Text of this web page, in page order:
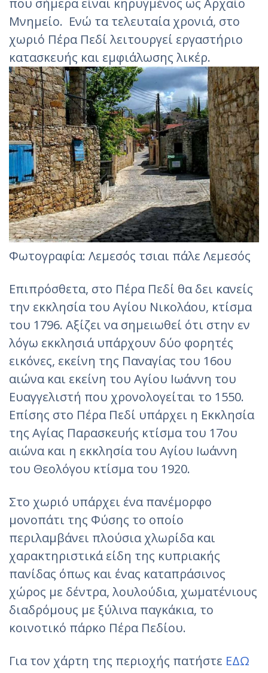
Μνημείο. Ενώ τα τελευταία χρονιά, στο
χωριό Πέρα Πεδί λειτουργεί εργαστήριο
κατασκευής και εμφιάλωσης λικέρ.
Φωτογραφία: Λεμεσός τσιαι πάλε Λεμεσός
Επιπρόσθετα, στο Πέρα Πεδί θα δει κανείς
την εκκλησία του Αγίου Νικολάου, κτίσμα
του 1796. Αξίζει να σημειωθεί ότι στην εν
λόγω εκκλησιά υπάρχουν δύο φορητές
εικόνες, εκείνη της Παναγίας του 16ου
αιώνα και εκείνη του Αγίου Ιωάννη του
Ευαγγελιστή που χρονολογείται το 1550.
Επίσης στο Πέρα Πεδί υπάρχει η Εκκλησία
της Αγίας Παρασκευής κτίσμα του 17ου
αιώνα και η εκκλησία του Αγίου Ιωάννη
του Θεολόγου κτίσμα του 1920.
Στο χωριό υπάρχει ένα πανέμορφο
μονοπάτι της Φύσης το οποίο
περιλαμβάνει πλούσια χλωρίδα και
χαρακτηριστικά είδη της κυπριακής
πανίδας όπως και ένας καταπράσινος
χώρος με δέντρα, λουλούδια, χωματένιους
διαδρόμους με ξύλινα παγκάκια, το
κοινοτικό πάρκο Πέρα Πεδίου.
Για τον χάρτη της περιοχής πατήστε ΕΔΩ